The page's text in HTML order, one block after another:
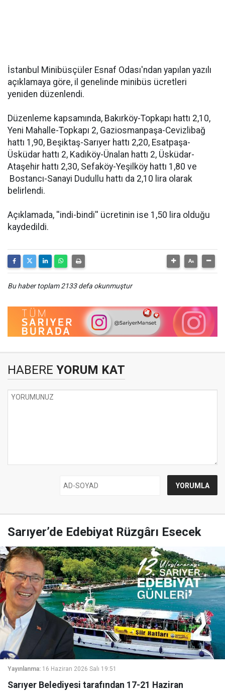
İstanbul Minibüsçüler Esnaf Odası'ndan yapılan yazılı
açıklamaya göre, il genelinde minibüs ücretleri
yeniden düzenlendi.
Düzenleme kapsamında, Bakırköy-Topkapı hattı 2,10,
Yeni Mahalle-Topkapı 2, Gaziosmanpaşa-Cevizlibağ
hattı 1,90, Beşiktaş-Sarıyer hattı 2,20, Esatpaşa-
Üsküdar hattı 2, Kadıköy-Ünalan hattı 2, Üsküdar-
Ataşehir hattı 2,30, Sefaköy-Yeşilköy hattı 1,80 ve
Bostancı-Sanayi Dudullu hattı da 2,10 lira olarak
belirlendi.
Açıklamada, ''indi-bindi'' ücretinin ise 1,50 lira olduğu
kaydedildi.
Bu haber toplam 2133 defa okunmuştur
HABERE YORUM KAT
Sarıyer’de Edebiyat Rüzgârı Esecek
Yayınlanma: 16 Haziran 2026 Salı 19:51
Sarıyer Belediyesi tarafından 17-21 Haziran